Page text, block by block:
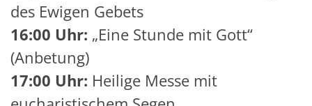
des Ewigen Gebets
16:00 Uhr: „Eine Stunde mit Gott“
(Anbetung)
17:00 Uhr: Heilige Messe mit